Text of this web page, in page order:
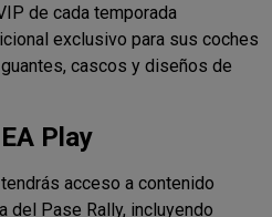
de cada temporada
exclusivo para sus coches
cascos y diseños de
Play
acceso a contenido
del Pase Rally, incluyendo